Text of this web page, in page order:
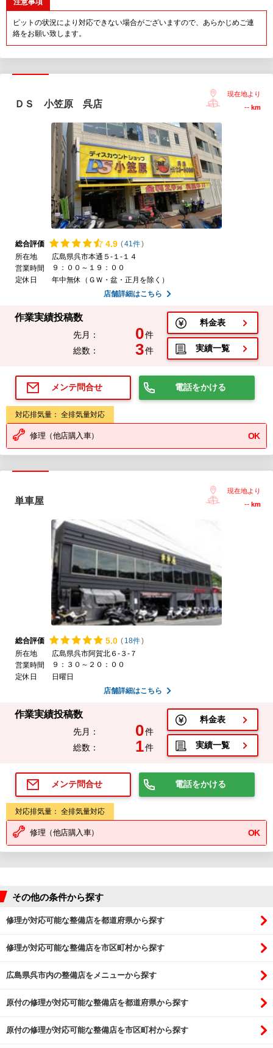
注意事項
ピットの状況により対応できない場合がございますので、あらかじめご連
絡をお願い致します。
ＤＳ 小笠原 呉店
現在地より
-- km
総合評価 4.9 (41件)
所在地
広島県呉市本通５-１-１４
営業時間
９：００～１９：００
定休日
年中無休（ＧＷ・盆・正月を除く）
店舗詳細はこちら
作業実績投稿数
先月： 0件
総数：
3件
料金表
実績一覧
メンテ問合せ 電話をかける
対応排気量： 全排気量対応
修理（他店購入車） OK
単車屋
現在地より
-- km
総合評価 5.0 ( 18件)
所在地
広島県呉市阿賀北６-３-７
営業時間
９：３０～２０：００
定休日
日曜日
店舗詳細はこちら
作業実績投稿数
先月： 0件
総数：
1件
料金表
実績一覧
メンテ問合せ 電話をかける
対応排気量： 全排気量対応
修理（他店購入車） OK
その他の条件から探す
修理が対応可能な整備店を都道府県から探す
修理が対応可能な整備店を市区町村から探す
広島県呉市内の整備店をメニューから探す
原付の修理が対応可能な整備店を都道府県から探す
原付の修理が対応可能な整備店を市区町村から探す